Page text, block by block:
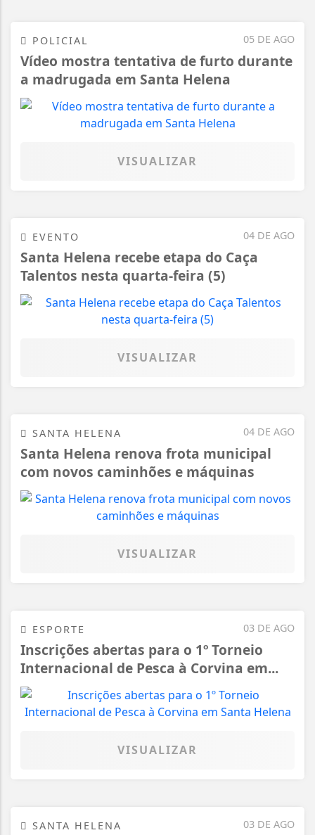
05 DE AGO
POLICIAL
Vídeo mostra tentativa de furto durante
a madrugada em Santa Helena
VISUALIZAR
04 DE AGO
EVENTO
Santa Helena recebe etapa do Caça
Talentos nesta quarta-feira (5)
VISUALIZAR
04 DE AGO
SANTA HELENA
Santa Helena renova frota municipal
com novos caminhões e máquinas
VISUALIZAR
03 DE AGO
ESPORTE
Inscrições abertas para o 1º Torneio
Internacional de Pesca à Corvina em...
VISUALIZAR
03 DE AGO
SANTA HELENA